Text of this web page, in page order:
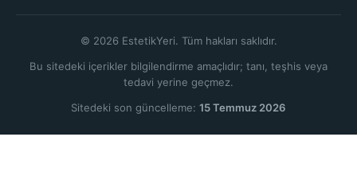
© 2026 EstetikYeri. Tüm hakları saklıdır.
Bu sitedeki içerikler bilgilendirme amaçlıdır; tanı, teşhis veya
tedavi yerine geçmez.
Sitedeki son güncelleme: 15 Temmuz 2026